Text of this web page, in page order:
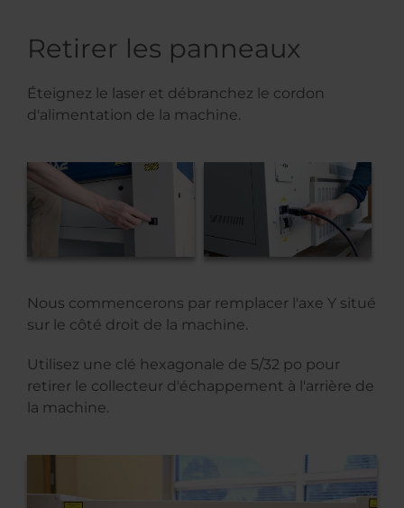
Retirer les panneaux
Éteignez le laser et débranchez le cordon
d'alimentation de la machine.
Nous commencerons par remplacer l'axe Y situé
sur le côté droit de la machine.
Utilisez une clé hexagonale de 5/32 po pour
retirer le collecteur d'échappement à l'arrière de
la machine.